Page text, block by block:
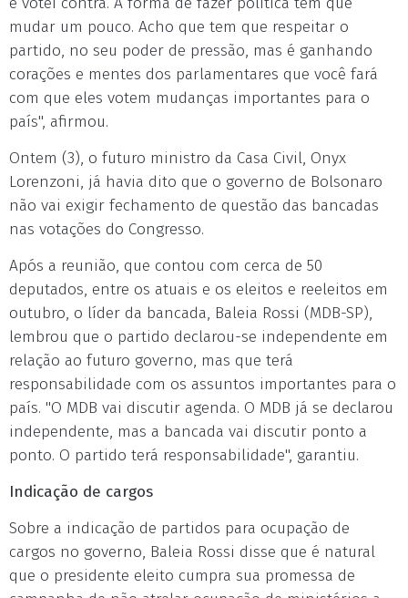
mudar um pouco. Acho que tem que respeitar o
partido, no seu poder de pressão, mas é ganhando
corações e mentes dos parlamentares que você fará
com que eles votem mudanças importantes para o
país", afirmou.
Ontem (3), o futuro ministro da Casa Civil, Onyx
Lorenzoni, já havia dito que o governo de Bolsonaro
não vai exigir fechamento de questão das bancadas
nas votações do Congresso.
Após a reunião, que contou com cerca de 50
deputados, entre os atuais e os eleitos e reeleitos em
outubro, o líder da bancada, Baleia Rossi (MDB-SP),
lembrou que o partido declarou-se independente em
relação ao futuro governo, mas que terá
responsabilidade com os assuntos importantes para o
país. "O MDB vai discutir agenda. O MDB já se declarou
independente, mas a bancada vai discutir ponto a
ponto. O partido terá responsabilidade", garantiu.
Indicação de cargos
Sobre a indicação de partidos para ocupação de
cargos no governo, Baleia Rossi disse que é natural
que o presidente eleito cumpra sua promessa de